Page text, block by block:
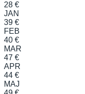
28 €
JAN
39 €
FEB
40 €
MAR
47 €
APR
44 €
MAJ